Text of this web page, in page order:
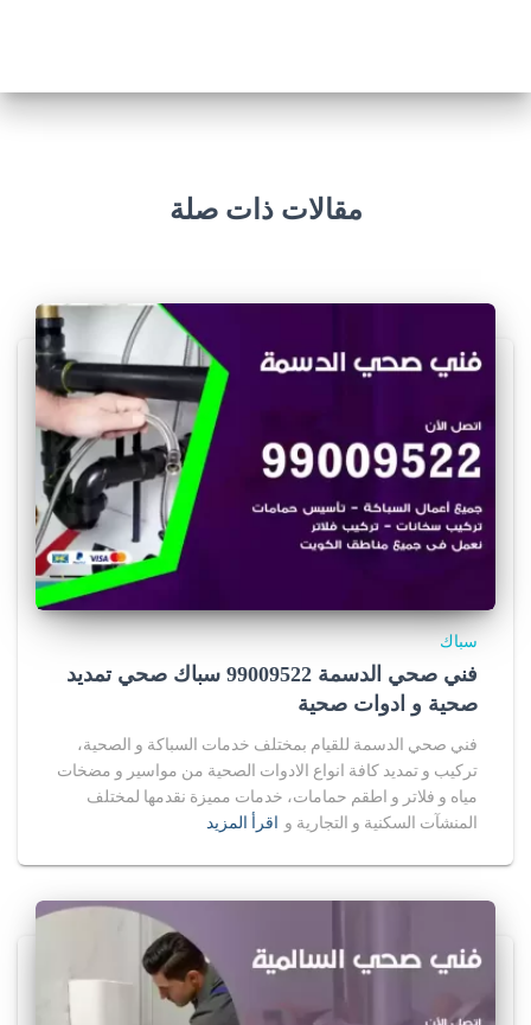
مقالات ذات صلة
سباك
فني صحي الدسمة 99009522 سباك صحي تمديد
صحية و ادوات صحية
فني صحي الدسمة للقيام بمختلف خدمات السباكة و الصحية،
تركيب و تمديد كافة انواع الادوات الصحية من مواسير و مضخات
مياه و فلاتر و اطقم حمامات، خدمات مميزة نقدمها لمختلف
المنشآت السكنية و التجارية و اقرأ المزيد